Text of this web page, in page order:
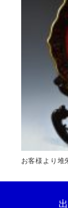
お客様より堆